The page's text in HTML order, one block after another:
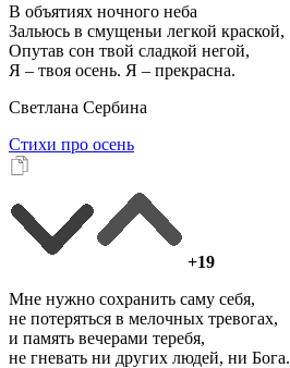
В объятиях ночного неба
Зальюсь в смущеньи легкой краской,
Опутав сон твой сладкой негой,
Я – твоя осень. Я – прекрасна.
Светлана Сербина
Стихи про осень
+19
Мне нужно сохранить саму себя,
не потеряться в мелочных тревогах,
и память вечерами теребя,
не гневать ни других людей, ни Бога.